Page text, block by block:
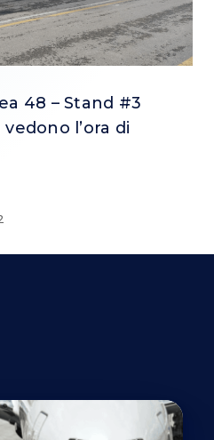
48 – Stand #3
l’ora di